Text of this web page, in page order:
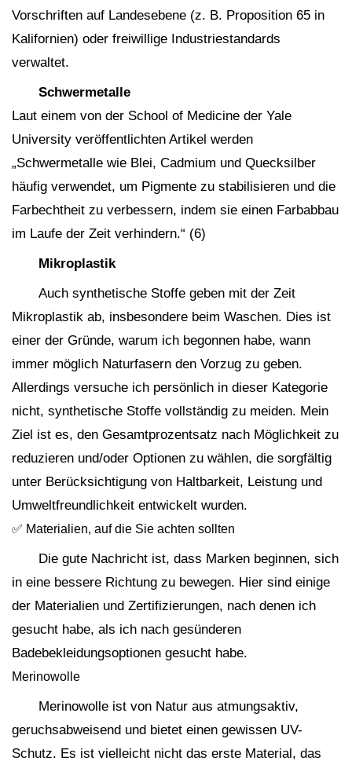
Vorschriften auf Landesebene (z. B. Proposition 65 in
Kalifornien) oder freiwillige Industriestandards
verwaltet.
Schwermetalle
Laut einem von der School of Medicine der Yale
University veröffentlichten Artikel werden
„Schwermetalle wie Blei, Cadmium und Quecksilber
häufig verwendet, um Pigmente zu stabilisieren und die
Farbechtheit zu verbessern, indem sie einen Farbabbau
im Laufe der Zeit verhindern.“ (6)
Mikroplastik
Auch synthetische Stoffe geben mit der Zeit
Mikroplastik ab, insbesondere beim Waschen. Dies ist
einer der Gründe, warum ich begonnen habe, wann
immer möglich Naturfasern den Vorzug zu geben.
Allerdings versuche ich persönlich in dieser Kategorie
nicht, synthetische Stoffe vollständig zu meiden. Mein
Ziel ist es, den Gesamtprozentsatz nach Möglichkeit zu
reduzieren und/oder Optionen zu wählen, die sorgfältig
unter Berücksichtigung von Haltbarkeit, Leistung und
Umweltfreundlichkeit entwickelt wurden.
✅ Materialien, auf die Sie achten sollten
Die gute Nachricht ist, dass Marken beginnen, sich
in eine bessere Richtung zu bewegen. Hier sind einige
der Materialien und Zertifizierungen, nach denen ich
gesucht habe, als ich nach gesünderen
Badebekleidungsoptionen gesucht habe.
Merinowolle
Merinowolle ist von Natur aus atmungsaktiv,
geruchsabweisend und bietet einen gewissen UV-
Schutz. Es ist vielleicht nicht das erste Material, das